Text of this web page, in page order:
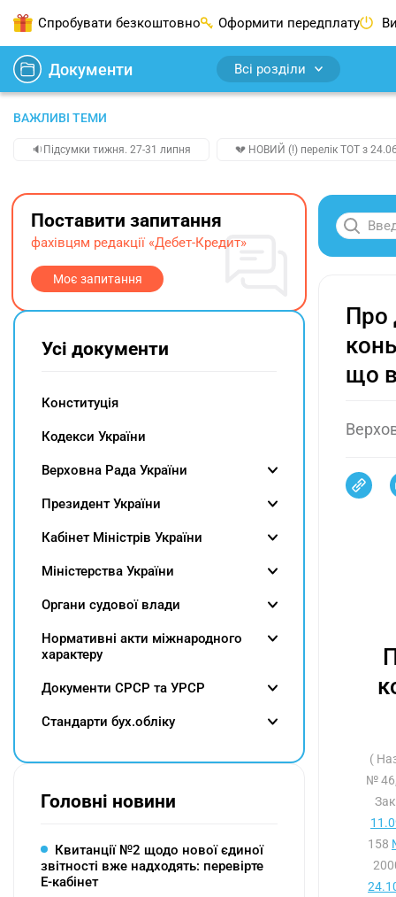
Спробувати безкоштовно Оформити передплату
Документи Всі розділи
ВАЖЛИВІ ТЕМИ
🔉Підсумки тижня. 27-31 липня 💔 НОВИЙ (!) перелік ТОТ з
Про
що
(
№
158
Поставити запитання
фахівцям редакції «Дебет-Кредит»
Моє запитання
Усі документи
Конституція
Кодекси України
Верховна Рада України
Президент України
Кабінет Міністрів України
Міністерства України
Органи судової влади
Нормативні акти міжнародного
характеру
Документи СРСР та УРСР
Cтандарти бух.обліку
Головні новини
Квитанції №2 щодо нової єдиної
звітності вже надходять: перевірте
Е-кабінет